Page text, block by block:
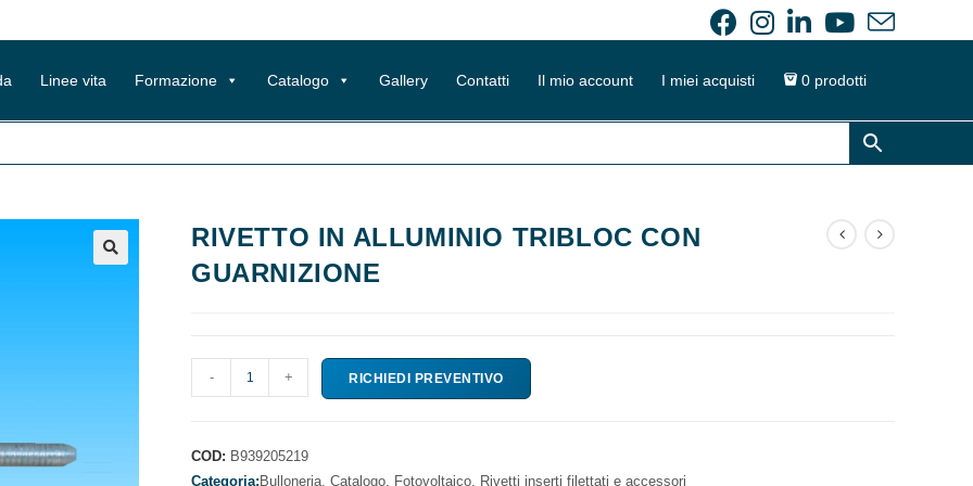
Linee vita Formazione Catalogo Gallery Contatti Il mio account I miei acquisti 0 prodotti
RIVETTO IN ALLUMINIO TRIBLOC CON
GUARNIZIONE
RIVETTO
IN
TRIBLOC
CON
- + RICHIEDI PREVENTIVO
COD: B939205219
Categoria: Bulloneria, Catalogo, Fotovoltaico, Rivetti inserti filettati e accessori